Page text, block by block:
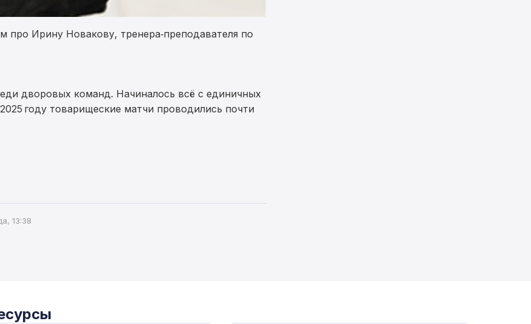
про Ирину Новакову, тренера‑преподавателя по
дворовых команд. Начиналось всё с единичных
году товарищеские матчи проводились почти
13:38